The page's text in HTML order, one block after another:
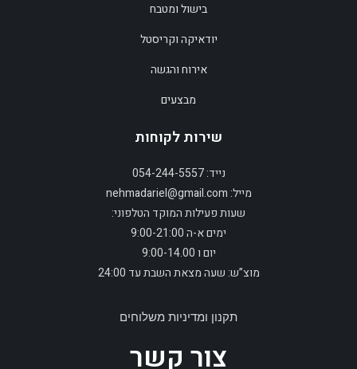
בישול ומטבח
יודאיקה וקריסטל
אירוח והגשה
מבצעים
שירות לקוחות
נייד: 054-244-5557
מייל: nehmadariel@gmail.com
שעות פעילות המוקד הטלפוני:
ימים א-ה 9:00-21:00
יום ו 9:00-14.00
מוצ”ש: שעה מצאת השבת עד 24:00
תקנון ומדיניות משלוחים
צור קשר